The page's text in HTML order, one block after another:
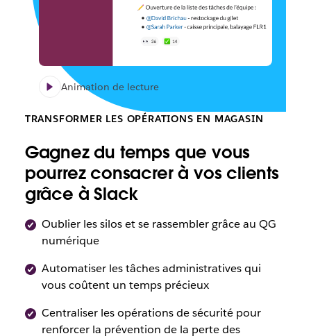
Animation de lecture
TRANSFORMER LES OPÉRATIONS EN MAGASIN
Gagnez du temps que vous
pourrez consacrer à vos clients
grâce à Slack
Oublier les silos et se rassembler grâce au QG
numérique
Automatiser les tâches administratives qui
vous coûtent un temps précieux
Centraliser les opérations de sécurité pour
renforcer la prévention de la perte des